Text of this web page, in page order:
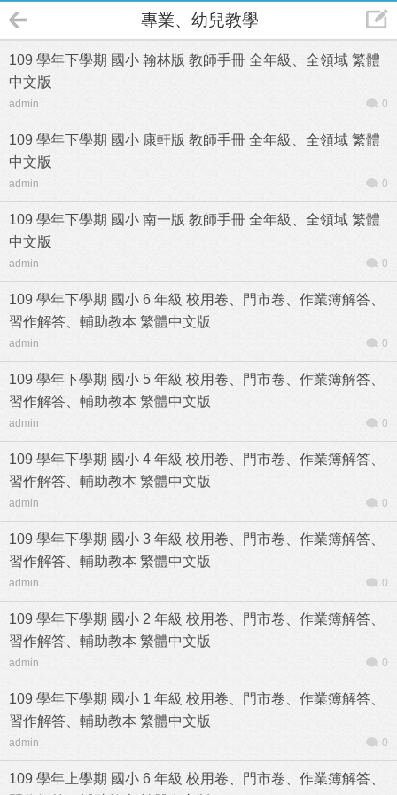
專業、幼兒教學
109 學年下學期 國小 翰林版 教師手冊 全年級、全領域 繁體
中文版
admin 0
109 學年下學期 國小 康軒版 教師手冊 全年級、全領域 繁體
中文版
admin 0
109 學年下學期 國小 南一版 教師手冊 全年級、全領域 繁體
中文版
admin 0
109 學年下學期 國小 6 年級 校用卷、門市卷、作業簿解答、
習作解答、輔助教本 繁體中文版
admin 0
109 學年下學期 國小 5 年級 校用卷、門市卷、作業簿解答、
習作解答、輔助教本 繁體中文版
admin 0
109 學年下學期 國小 4 年級 校用卷、門市卷、作業簿解答、
習作解答、輔助教本 繁體中文版
admin 0
109 學年下學期 國小 3 年級 校用卷、門市卷、作業簿解答、
習作解答、輔助教本 繁體中文版
admin 0
109 學年下學期 國小 2 年級 校用卷、門市卷、作業簿解答、
習作解答、輔助教本 繁體中文版
admin 0
109 學年下學期 國小 1 年級 校用卷、門市卷、作業簿解答、
習作解答、輔助教本 繁體中文版
admin 0
109 學年上學期 國小 6 年級 校用卷、門市卷、作業簿解答、